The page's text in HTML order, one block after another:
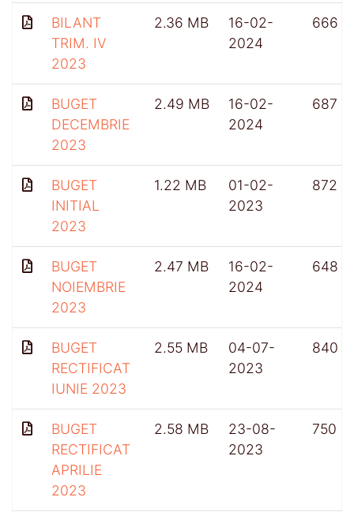
BILANT
TRIM. IV
2023
2.36 MB
16-02-
2024
666
BUGET
DECEMBRIE
2023
2.49 MB
16-02-
2024
687
BUGET
INITIAL
2023
1.22 MB
01-02-
2023
872
BUGET
NOIEMBRIE
2023
2.47 MB
16-02-
2024
648
BUGET
RECTIFICAT
IUNIE 2023
2.55 MB
04-07-
2023
840
BUGET
RECTIFICAT
APRILIE
2023
2.58 MB
23-08-
2023
750